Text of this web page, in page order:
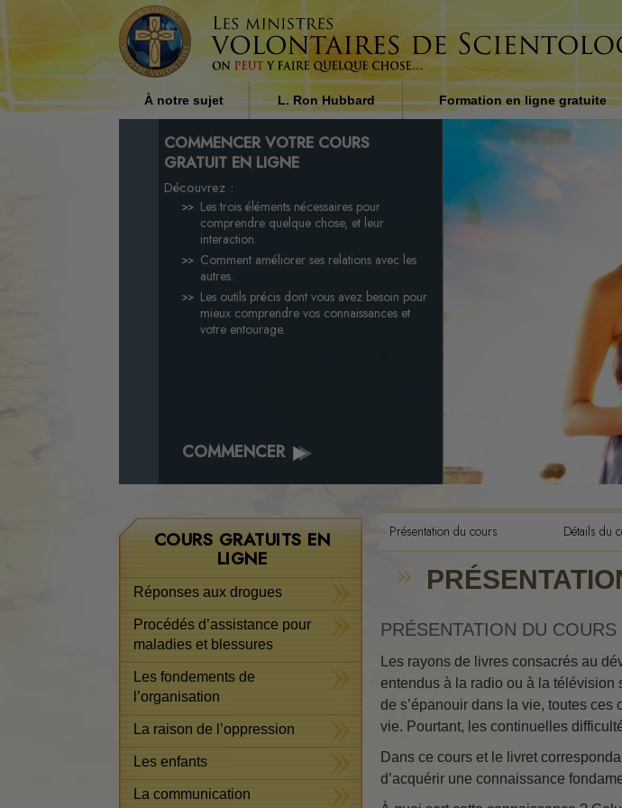
À notre sujet
Qui sont les ministres
volontaires ?
Pourquoi apportons-nous notre
L. Ron Hubbard
L’influence de la religion dans
la société par L. Ron Hubbard
Formation en ligne gratuite
COMMENCER VOTRE COURS
GRATUIT EN LIGNE
Découvrez :
Les trois éléments nécessaires pour
comprendre quelque chose, et leur
interaction.
Comment améliorer ses relations avec les
autres.
Les outils précis dont vous avez besoin pour
mieux comprendre vos connaissances et
votre entourage.
COMMENCER
Présentation du cours Détails du
PRÉSENTATION DU
Les rayons de livres consacrés au
entendus à la radio ou à la télévision
de s’épanouir dans la vie, toutes
vie. Pourtant, les continuelles
Dans ce cours et le livret
d’acquérir une connaissance
COURS GRATUITS EN
LIGNE
Réponses aux drogues
Procédés d’assistance pour
maladies et blessures
Les fondements de
l’organisation
La raison de l’oppression
Les enfants
La communication